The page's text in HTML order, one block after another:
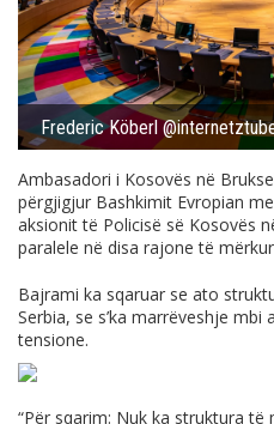
Frederic Köberl
Ambasadori i Kosovës në
përgjigjur Bashkimit Evropian
aksionit të Policisë së Kosovës
paralele në disa rajone të
Bajrami ka sqaruar se ato
Serbia, se s’ka marrëveshje
tensione.
“Për sqarim: Nuk ka struktura të